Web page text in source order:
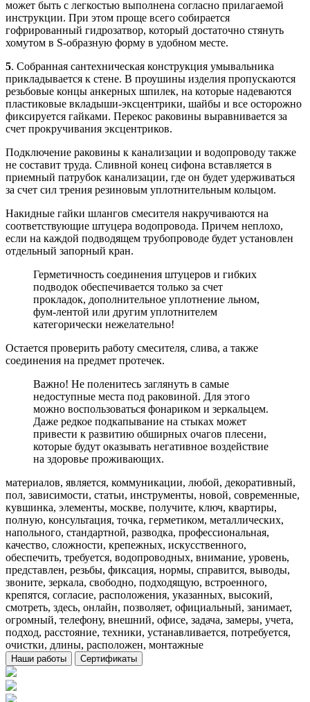
может быть с легкостью выполнена согласно прилагаемой
инструкции. При этом проще всего собирается
гофрированный гидрозатвор, который достаточно стянуть
хомутом в S-образную форму в удобном месте.
5. Собранная сантехническая конструкция умывальника
прикладывается к стене. В проушины изделия пропускаются
резьбовые концы анкерных шпилек, на которые надеваются
пластиковые вкладыши-эксцентрики, шайбы и все осторожно
фиксируется гайками. Перекос раковины выравнивается за
счет прокручивания эксцентриков.
Подключение раковины к канализации и водопроводу также
не составит труда. Сливной конец сифона вставляется в
приемный патрубок канализации, где он будет удерживаться
за счет сил трения резиновым уплотнительным кольцом.
Накидные гайки шлангов смесителя накручиваются на
соответствующие штуцера водопровода. Причем неплохо,
если на каждой подводящем трубопроводе будет установлен
отдельный запорный кран.
Герметичность соединения штуцеров и гибких
подводок обеспечивается только за счет
прокладок, дополнительное уплотнение льном,
фум-лентой или другим уплотнителем
категорически нежелательно!
Остается проверить работу смесителя, слива, а также
соединения на предмет протечек.
Важно! Не поленитесь заглянуть в самые
недоступные места под раковиной. Для этого
можно воспользоваться фонариком и зеркальцем.
Даже редкое подкапывание на стыках может
привести к развитию обширных очагов плесени,
которые будут оказывать негативное воздействие
на здоровье проживающих.
материалов, является, коммуникации, любой, декоративный,
пол, зависимости, статьи, инструменты, новой, современные,
кувшинка, элементы, москве, получите, ключ, квартиры,
полную, консультация, точка, герметиком, металлических,
напольного, стандартной, разводка, профессиональная,
качество, сложности, крепежных, искусственного,
обеспечить, требуется, водопроводных, внимание, уровень,
представлен, резьбы, фиксация, нормы, справится, выводы,
звоните, зеркала, свободно, подходящую, встроенного,
крепятся, согласие, расположения, указанных, высокий,
смотреть, здесь, онлайн, позволяет, официальный, занимает,
огромный, телефону, внешний, офисе, задача, замеры, учета,
подход, расстояние, техники, устанавливается, потребуется,
очистки, длины, расположен, монтажные
Наши работы Сертификаты